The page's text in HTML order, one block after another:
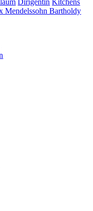
Dirigentin Kitchens
Mendelssohn Bartholdy